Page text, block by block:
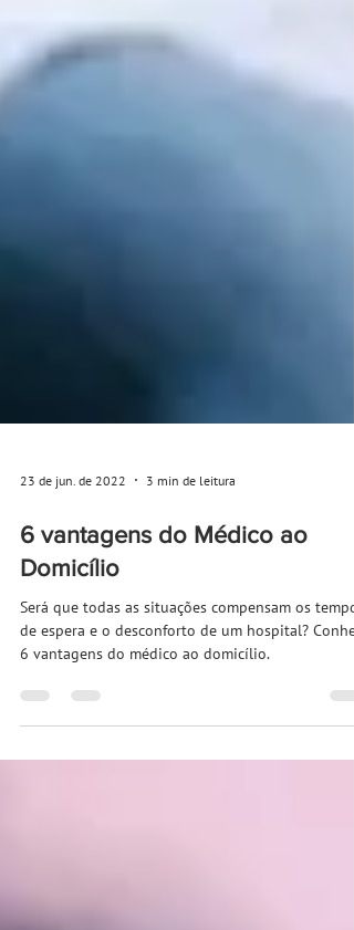
23 de jun. de 2022 3 min de leitura
6 vantagens do Médico ao
Domicílio
Será que todas as situações compensam os tempos
6 vantagens do médico ao domicílio.